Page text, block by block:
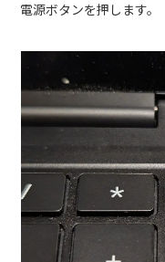
電源ボタンを押します。